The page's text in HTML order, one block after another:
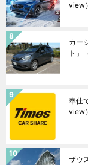
view）
カー
ト」
奉仕
view）
ザウ